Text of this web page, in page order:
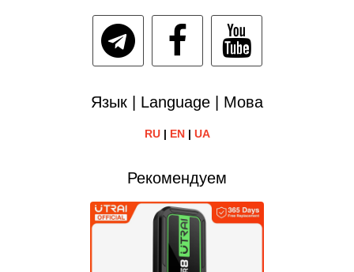
Язык | Language | Мова
RU| EN| UA
Рекомендуем